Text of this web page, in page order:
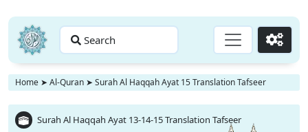
Search Go
Home ➤ Al-Quran ➤ Surah Al Haqqah Ayat 15 Translation Tafseer
Surah Al Haqqah Ayat 13-14-15 Translation Tafseer